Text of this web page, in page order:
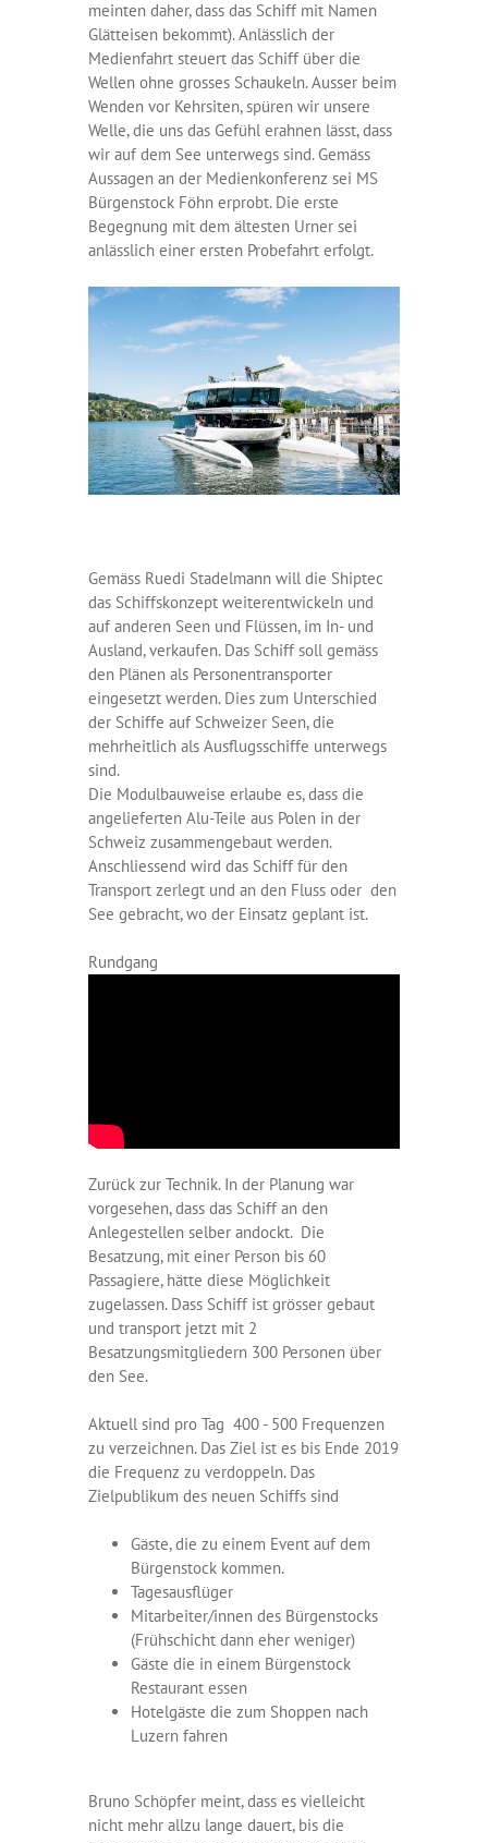
meinten daher, dass das Schiff mit Namen
Glätteisen bekommt). Anlässlich der
Medienfahrt steuert das Schiff über die
Wellen ohne grosses Schaukeln. Ausser beim
Wenden vor Kehrsiten, spüren wir unsere
Welle, die uns das Gefühl erahnen lässt, dass
wir auf dem See unterwegs sind. Gemäss
Aussagen an der Medienkonferenz sei MS
Bürgenstock Föhn erprobt. Die erste
Begegnung mit dem ältesten Urner sei
anlässlich einer ersten Probefahrt erfolgt.
Gemäss Ruedi Stadelmann will die Shiptec
das Schiffskonzept weiterentwickeln und
auf anderen Seen und Flüssen, im In- und
Ausland, verkaufen. Das Schiff soll gemäss
den Plänen als Personentransporter
eingesetzt werden. Dies zum Unterschied
der Schiffe auf Schweizer Seen, die
mehrheitlich als Ausflugsschiffe unterwegs
sind.
Die Modulbauweise erlaube es, dass die
angelieferten Alu-Teile aus Polen in der
Schweiz zusammengebaut werden.
Anschliessend wird das Schiff für den
Transport zerlegt und an den Fluss oder den
See gebracht, wo der Einsatz geplant ist.
Rundgang
Zurück zur Technik. In der Planung war
vorgesehen, dass das Schiff an den
Anlegestellen selber andockt. Die
Besatzung, mit einer Person bis 60
Passagiere, hätte diese Möglichkeit
zugelassen. Dass Schiff ist grösser gebaut
und transport jetzt mit 2
Besatzungsmitgliedern 300 Personen über
den See.
Aktuell sind pro Tag 400 - 500 Frequenzen
zu verzeichnen. Das Ziel ist es bis Ende 2019
die Frequenz zu verdoppeln. Das
Zielpublikum des neuen Schiffs sind
Gäste, die zu einem Event auf dem
Bürgenstock kommen.
Tagesausflüger
Mitarbeiter/innen des Bürgenstocks
(Frühschicht dann eher weniger)
Gäste die in einem Bürgenstock
Restaurant essen
Hotelgäste die zum Shoppen nach
Luzern fahren
Bruno Schöpfer meint, dass es vielleicht
nicht mehr allzu lange dauert, bis die